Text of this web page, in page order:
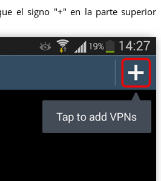
el signo "+" en la parte superior